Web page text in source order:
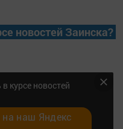
новостей Заинска?
курсе новостей
наш Яндекс